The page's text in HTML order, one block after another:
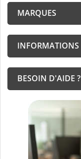
MARQUES
INFORMATIONS
BESOIN D'AIDE ?